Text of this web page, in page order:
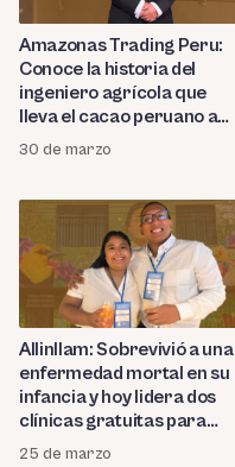
Amazonas Trading Peru:
Conoce la historia del
ingeniero agrícola que
lleva el cacao peruano a
Europa, Asia y Latam
30 de marzo
Allinllam: Sobrevivió a una
enfermedad mortal en su
infancia y hoy lidera dos
clínicas gratuitas para
niños vulnerables en el
25 de marzo